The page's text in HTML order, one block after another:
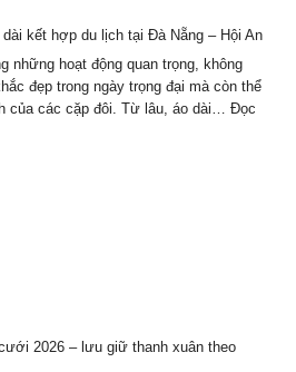
kết hợp du lịch tại Đà Nẵng – Hội An
những hoạt động quan trọng, không
đẹp trong ngày trọng đại mà còn thể
của các cặp đôi. Từ lâu, áo dài… Đọc
2026 – lưu giữ thanh xuân theo